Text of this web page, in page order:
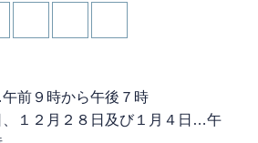
前９時から午後７時
、１２月２８日及び１月４日…午